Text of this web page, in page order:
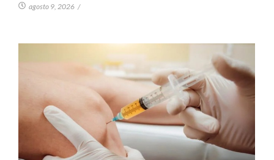
agosto 9, 2026 /